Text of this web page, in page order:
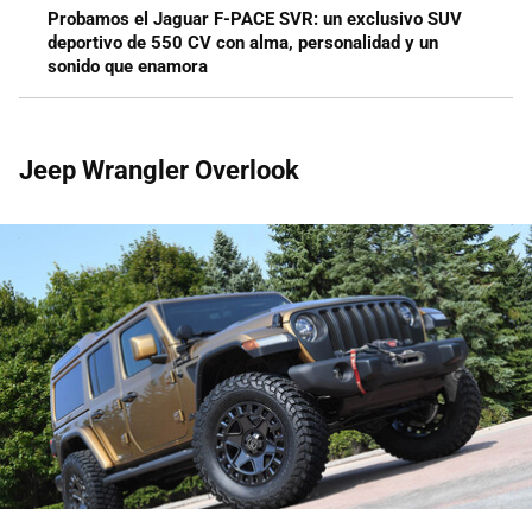
Probamos el Jaguar F-PACE SVR: un exclusivo SUV
deportivo de 550 CV con alma, personalidad y un
sonido que enamora
Jeep Wrangler Overlook